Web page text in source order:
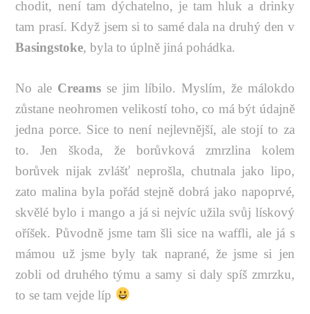
chodit, není tam dýchatelno, je tam hluk a drinky
tam prasí. Když jsem si to samé dala na druhý den v
Basingstoke, byla to úplně jiná pohádka.
No ale Creamsse jim líbilo. Myslím, že málokdo
zůstane neohromen velikostí toho, co má být údajně
jedna porce. Sice to není nejlevnější, ale stojí to za
to. Jen škoda, že borůvková zmrzlina kolem
borůvek nijak zvlášť neprošla, chutnala jako lipo,
zato malina byla pořád stejně dobrá jako napoprvé,
skvělé bylo i mango a já si nejvíc užila svůj lískový
oříšek. Původně jsme tam šli sice na waffli, ale já s
mámou už jsme byly tak naprané, že jsme si jen
zobli od druhého týmu a samy si daly spíš zmrzku,
to se tam vejde líp